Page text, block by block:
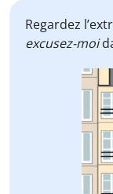
Regardez
excusez-moi
Video